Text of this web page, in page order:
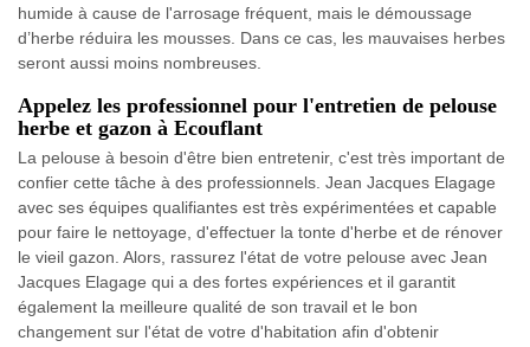
humide à cause de l'arrosage fréquent, mais le démoussage
d’herbe réduira les mousses. Dans ce cas, les mauvaises herbes
seront aussi moins nombreuses.
Appelez les professionnel pour l'entretien de pelouse
herbe et gazon à Ecouflant
La pelouse à besoin d'être bien entretenir, c'est très important de
confier cette tâche à des professionnels. Jean Jacques Elagage
avec ses équipes qualifiantes est très expérimentées et capable
pour faire le nettoyage, d'effectuer la tonte d'herbe et de rénover
le vieil gazon. Alors, rassurez l'état de votre pelouse avec Jean
Jacques Elagage qui a des fortes expériences et il garantit
également la meilleure qualité de son travail et le bon
changement sur l'état de votre d'habitation afin d'obtenir